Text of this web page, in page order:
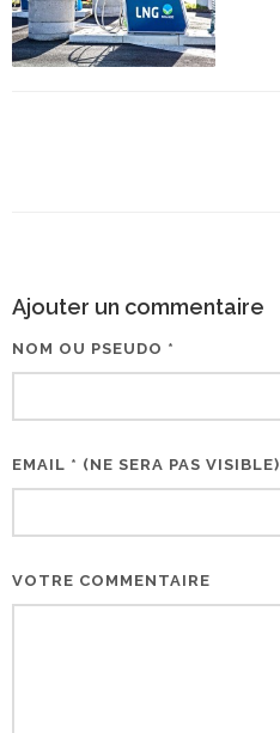
Ajouter un commentaire
NOM OU PSEUDO *
EMAIL * (NE SERA PAS VISIBLE)
VOTRE COMMENTAIRE